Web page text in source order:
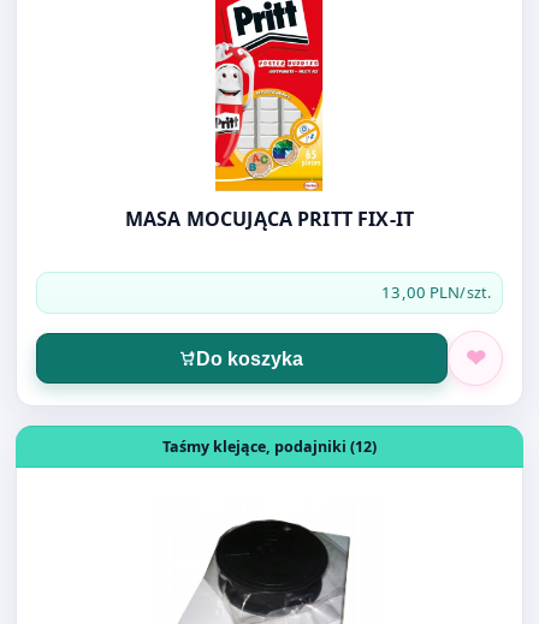
MASA MOCUJĄCA PRITT FIX-IT
Do koszyka
Otwórz produkt: TAŚMA BARWIĄCA DO MASZYNY 13/10
Taśmy klejące, podajniki (12)
TAŚMA BARWIĄCA DO MASZYNY 13/10 CZARNA